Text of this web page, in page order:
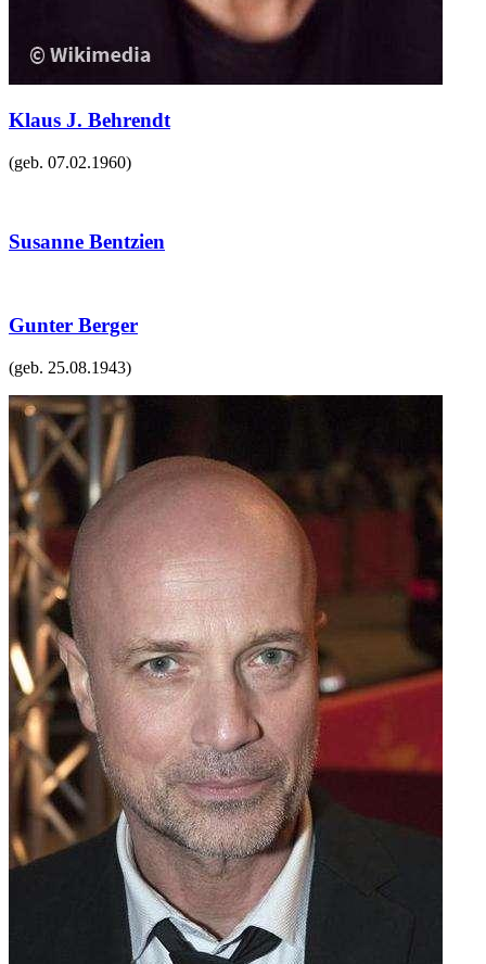
Klaus J. Behrendt
(geb. 07.02.1960)
Susanne Bentzien
Gunter Berger
(geb. 25.08.1943)